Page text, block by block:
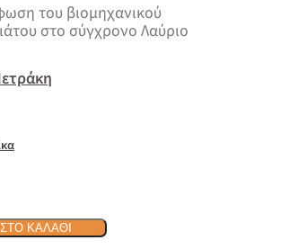
του βιομηχανικού
στο σύγχρονο Λαύριο
ΚΑΛΆΘΙ